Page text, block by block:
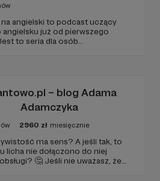
na angielski to podcast uczący
już od pierwszego
to seria dla osób
co czwartek.
– blog Adama
Adamczyka
2960 zł miesięcznie
ma sens? A jeśli tak, to
licha nie dołączono do niej
🤔 Jeśli nie uważasz, że